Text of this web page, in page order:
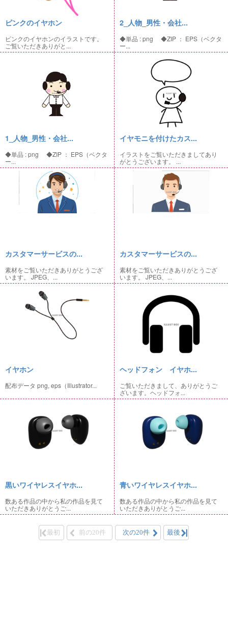
ピンクのイヤホン
ピンクのイヤホンのイラストです。
ご覧いただきありがと...
2_人物_男性・会社...
◆単品 : png ◆ZIP ： EPS（ベクタ
ー...
1_人物_男性・会社...
◆単品 : png ◆ZIP ： EPS（ベクタ
ー...
イヤモニを付けたカス...
イラストをご覧いただきましてあり
がとうございます。 ...
カスタマーサービスの...
素材をご覧いただきありがとうござ
います。 JPEG、...
カスタマーサービスの...
素材をご覧いただきありがとうござ
います。 JPEG、...
イヤホン
配布データ png, eps（Illustrator...
ヘッドフォン イヤホ...
ご覧いただきまして、ありがとうご
ざいます。ヘッドフォ...
黒いワイヤレスイヤホ...
数ある作品の中から私の作品を見て
いただきありがとうご...
青いワイヤレスイヤホ...
数ある作品の中から私の作品を見て
いただきありがとうご...
最初 前の20件 次の20件 最後